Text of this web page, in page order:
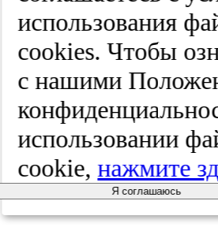
Бо Эклоф
Член редакционного совета, проф.,
Аттилио Кавецци
Член редакционного совета, проф.,
клиники Евроцентр "Веналинфа",
использования
cооkies. Чтобы
с нашими
использовании
cookie,нажмите
Я соглашаюсь